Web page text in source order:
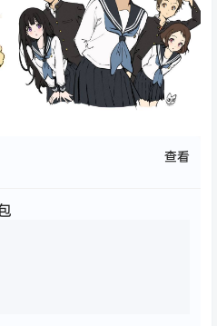
查看